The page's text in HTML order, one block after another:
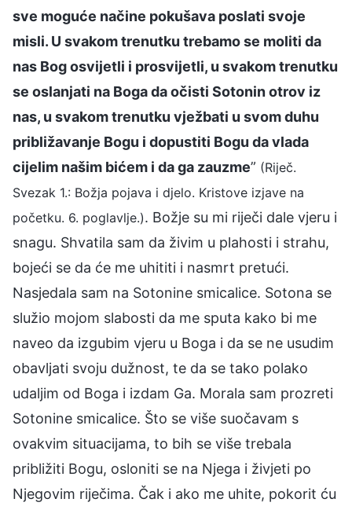
sve moguće načine pokušava poslati svoje
misli. U svakom trenutku trebamo se moliti da
nas Bog osvijetli i prosvijetli, u svakom trenutku
se oslanjati na Boga da očisti Sotonin otrov iz
nas, u svakom trenutku vježbati u svom duhu
približavanje Bogu i dopustiti Bogu da vlada
cijelim našim bićem i da ga zauzme” (Riječ.
Svezak 1.: Božja pojava i djelo. Kristove izjave na
početku. 6. poglavlje.). Božje su mi riječi dale vjeru i
snagu. Shvatila sam da živim u plahosti i strahu,
bojeći se da će me uhititi i nasmrt pretući.
Nasjedala sam na Sotonine smicalice. Sotona se
služio mojom slabosti da me sputa kako bi me
naveo da izgubim vjeru u Boga i da se ne usudim
obavljati svoju dužnost, te da se tako polako
udaljim od Boga i izdam Ga. Morala sam prozreti
Sotonine smicalice. Što se više suočavam s
ovakvim situacijama, to bih se više trebala
približiti Bogu, osloniti se na Njega i živjeti po
Njegovim riječima. Čak i ako me uhite, pokorit ću